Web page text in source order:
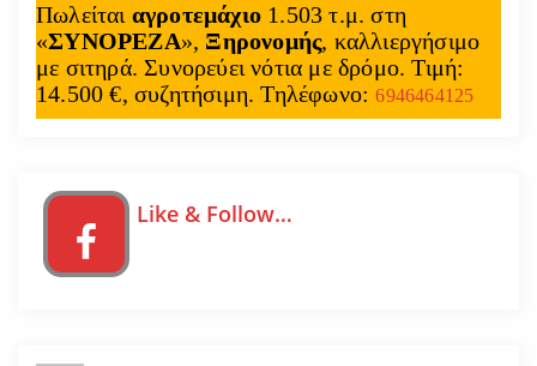
Πωλείται αγροτεμάχιο 1.503 τ.μ. στη
«ΣΥΝΟΡΕΖΑ», Ξηρονομής, καλλιεργήσιμο
με σιτηρά. Συνορεύει νότια με δρόμο. Τιμή:
14.500 €, συζητήσιμη. Τηλέφωνο:6946464125
Like & Follow…